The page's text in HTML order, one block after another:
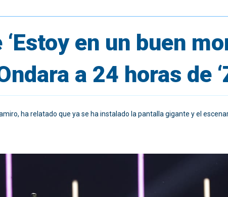
en un buen
a 24 horas de
ha relatado que ya se ha instalado la pantalla gigante y el